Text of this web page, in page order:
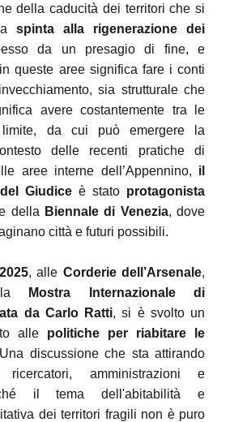
della caducità dei territori che si
spinta alla rigenerazione dei
da un presagio di fine, e
queste aree significa fare i conti
sia strutturale che
avere costantemente tra le
da cui può emergere la
delle recenti pratiche di
aree interne dell’Appennino, il
Giudice è stato protagonista
della Biennale di Venezia, dove
città e futuri possibili.
, alle Corderie dell’Arsenale,
Mostra Internazionale di
da Carlo Ratti, si è svolto un
alle politiche per riabitare le
discussione che sta attirando
ricercatori, amministrazioni e
il tema dell'abitabilità e
dei territori fragili non è puro